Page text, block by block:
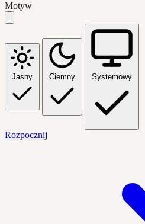
Motyw
Jasny Ciemny Systemowy
Rozpocznij